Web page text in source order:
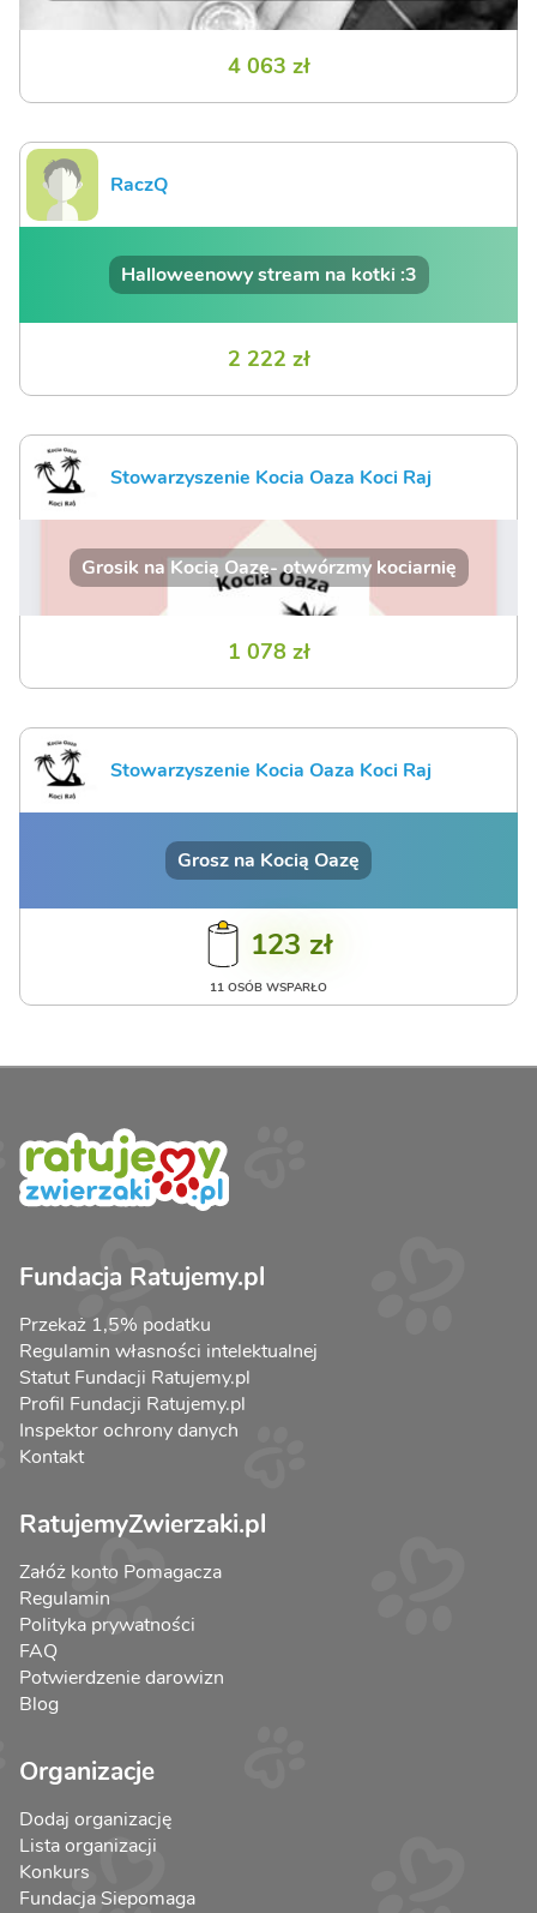
4 063 zł
RaczQ
Halloweenowy stream na kotki :3
2 222 zł
Stowarzyszenie Kocia Oaza Koci Raj
Grosik na Kocią Oazę- otwórzmy kociarnię
1 078 zł
Stowarzyszenie Kocia Oaza Koci Raj
Grosz na Kocią Oazę
123 zł
11 OSÓB WSPARŁO
Fundacja Ratujemy.pl
Przekaż 1,5% podatku
Regulamin własności intelektualnej
Statut Fundacji Ratujemy.pl
Profil Fundacji Ratujemy.pl
Inspektor ochrony danych
Kontakt
RatujemyZwierzaki.pl
Załóż konto Pomagacza
Regulamin
Polityka prywatności
FAQ
Potwierdzenie darowizn
Blog
Organizacje
Dodaj organizację
Lista organizacji
Konkurs
Fundacja Siepomaga